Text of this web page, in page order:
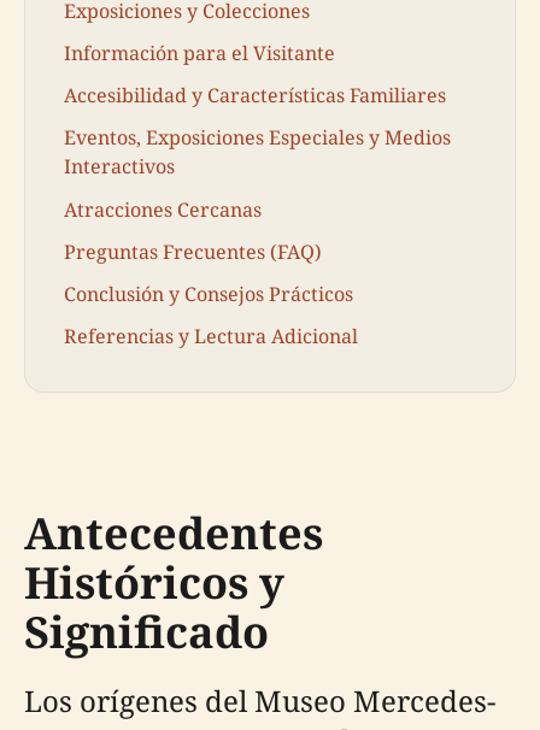
Exposiciones y Colecciones
Información para el Visitante
Accesibilidad y Características Familiares
Eventos, Exposiciones Especiales y Medios
Interactivos
Atracciones Cercanas
Preguntas Frecuentes (FAQ)
Conclusión y Consejos Prácticos
Referencias y Lectura Adicional
Antecedentes
Históricos y
Significado
Los orígenes del Museo Mercedes-